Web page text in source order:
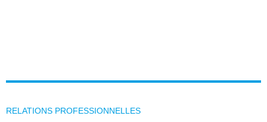
RELATIONS PROFESSIONNELLES